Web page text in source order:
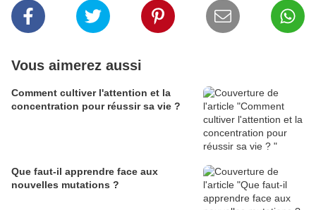
Vous aimerez aussi
Comment cultiver l'attention et la
concentration pour réussir sa vie ?
Que faut-il apprendre face aux
nouvelles mutations ?